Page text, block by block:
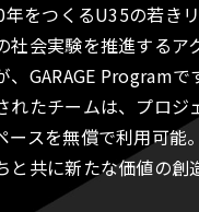
をつくるU35の若き
社会実験を推進するア
、GARAGE Programで
れたチームは、プロジ
ースを無償で利用可能
と共に新たな価値の創